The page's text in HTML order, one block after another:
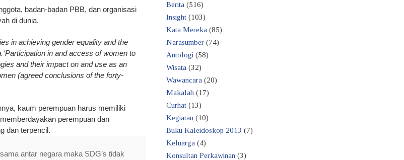
badan-badan PBB, dan organisasi
di dunia.
in achieving gender equality and the
‘Participation in and access of women to
and their impact on and use as an
(agreed conclusions of the forty-
kaum perempuan harus memiliki
perempuan dan
dan terpencil.
antar negara maka SDG’s tidak
Berita (516)
Insight (103)
Kata Mereka (85)
Narasumber (74)
Antologi (58)
Wisata (32)
Wawancara (20)
Makalah (17)
Curhat (13)
Kegiatan (10)
Buku Kaleidoskop 2013 (7)
Keluarga (4)
Konsultan Perkawinan (3)